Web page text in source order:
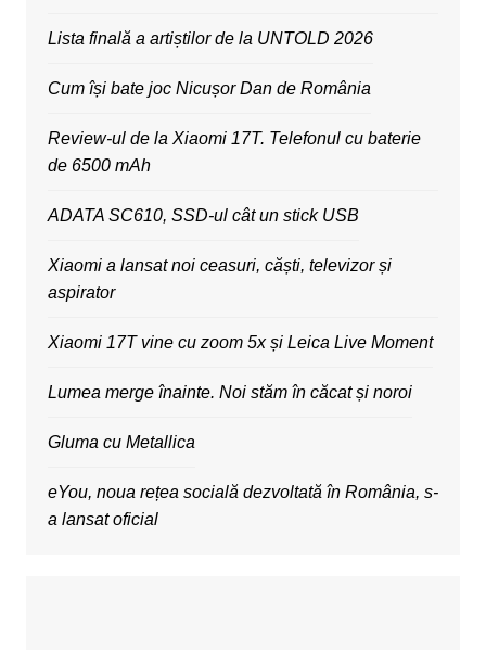
Lista finală a artiștilor de la UNTOLD 2026
Cum își bate joc Nicușor Dan de România
Review-ul de la Xiaomi 17T. Telefonul cu baterie
de 6500 mAh
ADATA SC610, SSD-ul cât un stick USB
Xiaomi a lansat noi ceasuri, căști, televizor și
aspirator
Xiaomi 17T vine cu zoom 5x și Leica Live Moment
Lumea merge înainte. Noi stăm în căcat și noroi
Gluma cu Metallica
eYou, noua rețea socială dezvoltată în România, s-
a lansat oficial